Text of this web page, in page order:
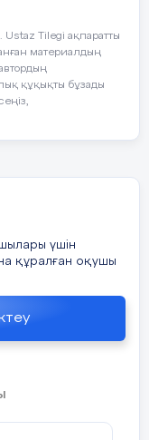
ЙЙ Е
Tilegi ақпаратты
материалдың
құқықты бұзады
үшін
құралған оқушы